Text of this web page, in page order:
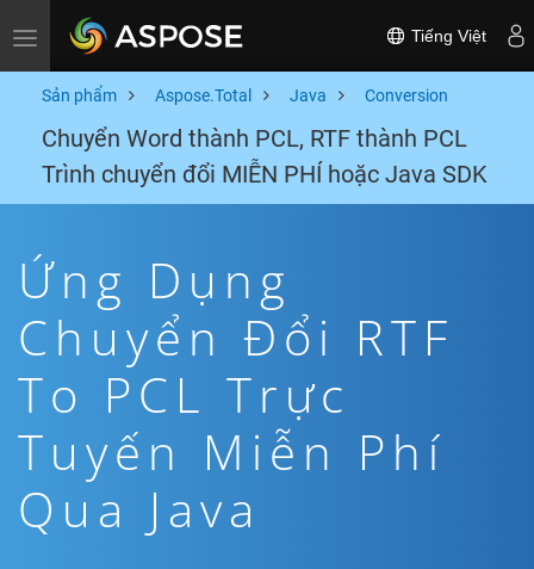
Toggle navigation Tiếng Việt
Sản phẩm Aspose.Total Java Conversion
Chuyển Word thành PCL, RTF thành PCL
Trình chuyển đổi MIỄN PHÍ hoặc Java SDK
Ứng Dụng
Chuyển Đổi RTF
To PCL Trực
Tuyến Miễn Phí
Qua Java